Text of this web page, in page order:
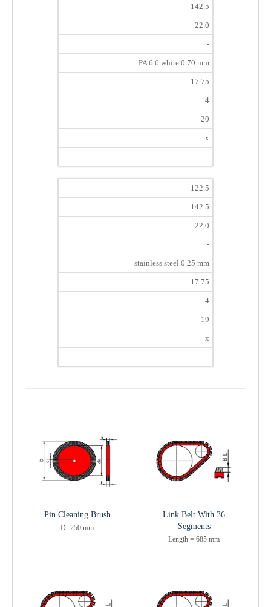
142.5
22.0
-
PA 6.6 white 0.70 mm
17.75
4
20
x
122.5
142.5
22.0
-
stainless steel 0.25 mm
17.75
4
19
x
Pin Cleaning Brush
D=250 mm
Link Belt With 36
Segments
Length = 685 mm